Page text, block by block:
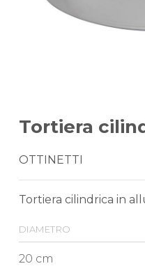
Tortiera
OTTINETTI
Tortiera cilindrica in
diametro